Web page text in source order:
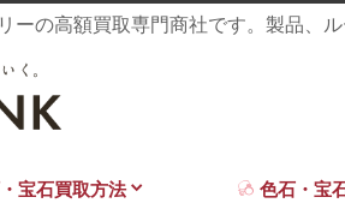
ーの高額買取専門商社です。製品、
宝石買取方法 色石・宝